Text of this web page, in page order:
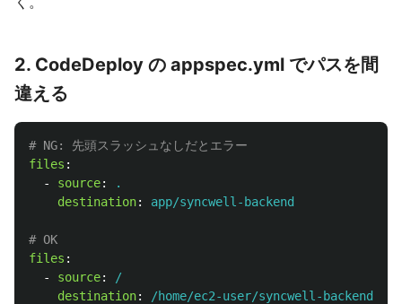
2. CodeDeploy の appspec.yml でパスを間
違える
# NG: 先頭スラッシュなしだとエラー
files :
-
source:
.
destination: app/syncwell-backend
# OK
files :
-
source:
/
destination: /home/ec2-user/syncwell-backend